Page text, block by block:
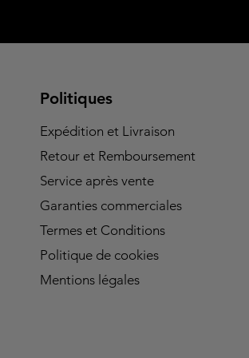
Politiques
Expédition et Livraison
Retour et Remboursement
Service après vente
Garanties commerciales
Termes et Conditions
Politique de cookies
Mentions légales